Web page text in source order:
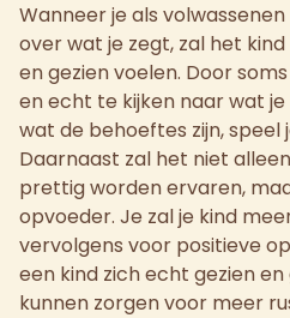
Wanneer je als
over wat je zegt, zal het
en gezien voelen. Door
en echt te kijken naar wat
wat de behoeftes zijn, speel
Daarnaast zal het niet
prettig worden ervaren,
opvoeder. Je zal je kind
vervolgens voor positieve
een kind zich echt gezien
kunnen zorgen voor meer